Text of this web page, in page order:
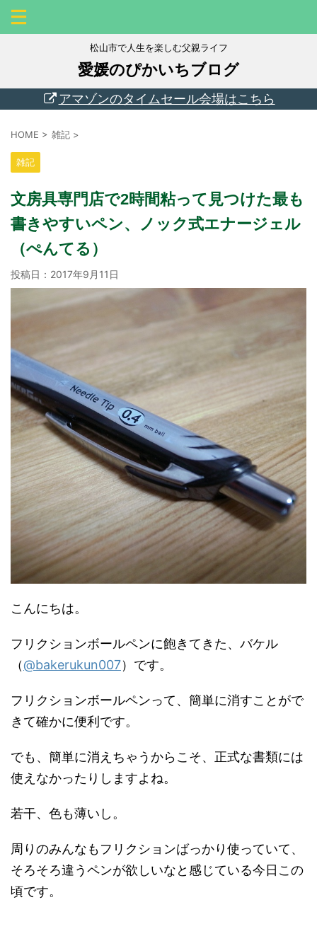
松山市で人生を楽しむ父親ライフ
愛媛のぴかいちブログ
アマゾンのタイムセール会場はこちら
HOME > 雑記 >
雑記
文房具専門店で2時間粘って見つけた最も
書きやすいペン、ノック式エナージェル
（ぺんてる）
投稿日： 2017年9月11日
こんにちは。
フリクションボールペンに飽きてきた、バケル
（@bakerukun007）です。
フリクションボールペンって、簡単に消すことがで
きて確かに便利です。
でも、簡単に消えちゃうからこそ、正式な書類には
使えなかったりしますよね。
若干、色も薄いし。
周りのみんなもフリクションばっかり使っていて、
そろそろ違うペンが欲しいなと感じている今日この
頃です。